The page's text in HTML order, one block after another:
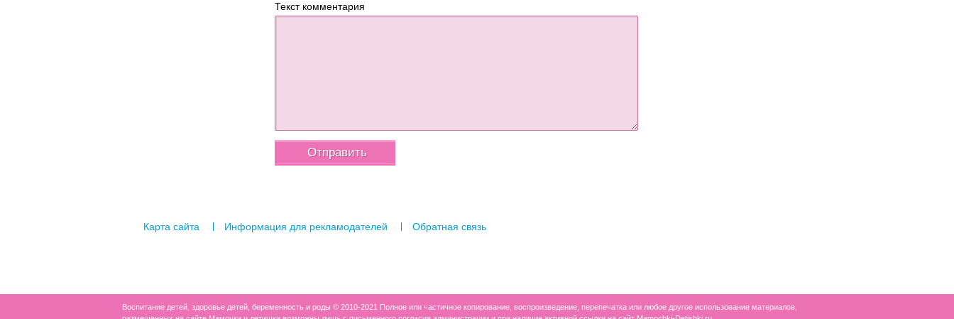
Текст комментария
Карта сайта Информация для рекламодателей Обратная связь
Воспитание детей, здоровье детей, беременность и роды © 2010-2021 Полное или частичное копирование, воспроизведение, перепечатка или любое другое использование материалов,